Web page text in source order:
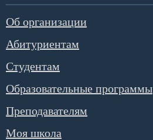
Об организации
Абитуриентам
Студентам
Образовательные программы
Преподавателям
Моя школа